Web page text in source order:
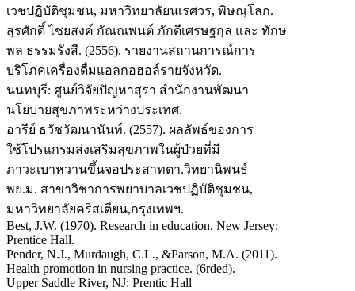
เวชปฏิบัติชุมชน, มหาวิทยาลัยนเรศวร, พิษณุโลก.
สุรศักดิ์ ไชยสงค์ กัณณพนต์ ภักดีเศรษฐกุล และ ทักษ
พล ธรรมรังสี. (2556). รายงานสถานการณ์การ
บริโภคเครื่องดื่มแอลกอฮอล์รายจังหวัด.
นนทบุรี: ศูนย์วิจัยปัญหาสุรา สำนักงานพัฒนา
นโยบายสุขภาพระหว่างประเทศ.
อารีย์ ธวัชวัฒนานันท์. (2557). ผลลัพธ์ของการ
ใช้โปรแกรมส่งเสริมสุขภาพในผู้ป่วยที่มี
ภาวะเบาหวานขึ้นจอประสาทตา.วิทยานิพนธ์
พย.ม. สาขาวิชาการพยาบาลเวชปฏิบัติชุมชน,
มหาวิทยาลัยคริสเตียน,กรุงเทพฯ.
Best, J.W. (1970). Research in education. New Jersey:
Prentice Hall.
Pender, N.J., Murdaugh, C.L., &Parson, M.A. (2011).
Health promotion in nursing practice. (6rded).
Upper Saddle River, NJ: Prentic Hall